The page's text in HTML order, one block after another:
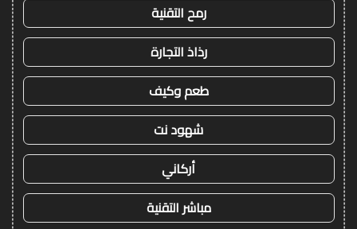
رمح التقنية
رذاذ التجارة
طعم وكيف
شهود نت
أركاني
مباشر التقنية